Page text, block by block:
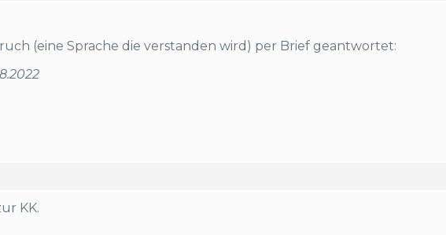
(eine Sprache die verstanden wird) per Brief geantwortet:
KK.